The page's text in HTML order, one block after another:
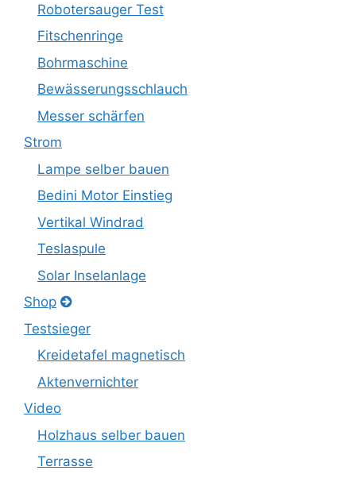
Robotersauger Test
Fitschenringe
Bohrmaschine
Bewässerungsschlauch
Messer schärfen
Strom
Lampe selber bauen
Bedini Motor Einstieg
Vertikal Windrad
Teslaspule
Solar Inselanlage
Shop
Testsieger
Kreidetafel magnetisch
Aktenvernichter
Video
Holzhaus selber bauen
Terrasse